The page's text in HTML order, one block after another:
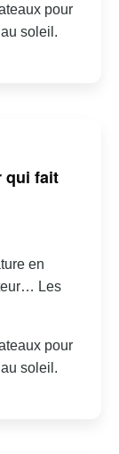
pour
soleil.
qui fait
en
Les
pour
soleil.